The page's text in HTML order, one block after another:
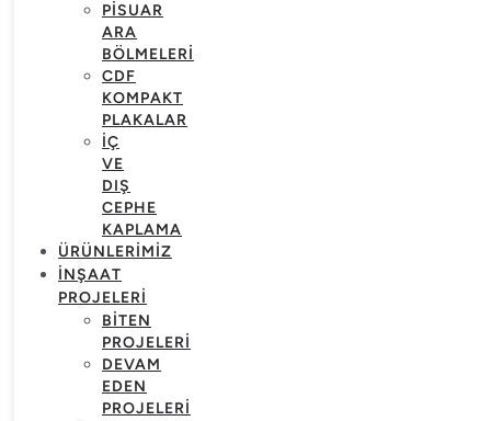
PISUAR
ARA
BÖLMELERI
CDF
KOMPAKT
PLAKALAR
İÇ
VE
DIŞ
CEPHE
KAPLAMA
ÜRÜNLERIMIZ
İNŞAAT
PROJELERI
BITEN
PROJELERI
DEVAM
EDEN
PROJELERI